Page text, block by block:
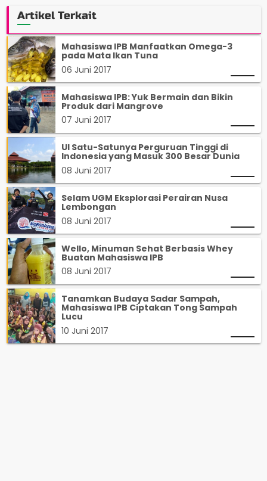
Artikel Terkait
Mahasiswa IPB Manfaatkan Omega-3
pada Mata Ikan Tuna
06 Juni 2017
Mahasiswa IPB: Yuk Bermain dan Bikin
Produk dari Mangrove
07 Juni 2017
UI Satu-Satunya Perguruan Tinggi di
Indonesia yang Masuk 300 Besar Dunia
08 Juni 2017
Selam UGM Eksplorasi Perairan Nusa
Lembongan
08 Juni 2017
Wello, Minuman Sehat Berbasis Whey
Buatan Mahasiswa IPB
08 Juni 2017
Tanamkan Budaya Sadar Sampah,
Mahasiswa IPB Ciptakan Tong Sampah
Lucu
10 Juni 2017